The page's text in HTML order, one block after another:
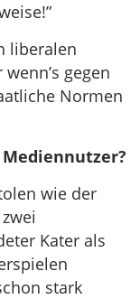
liberalen
gegen
Normen
wie der
Kater als
stark